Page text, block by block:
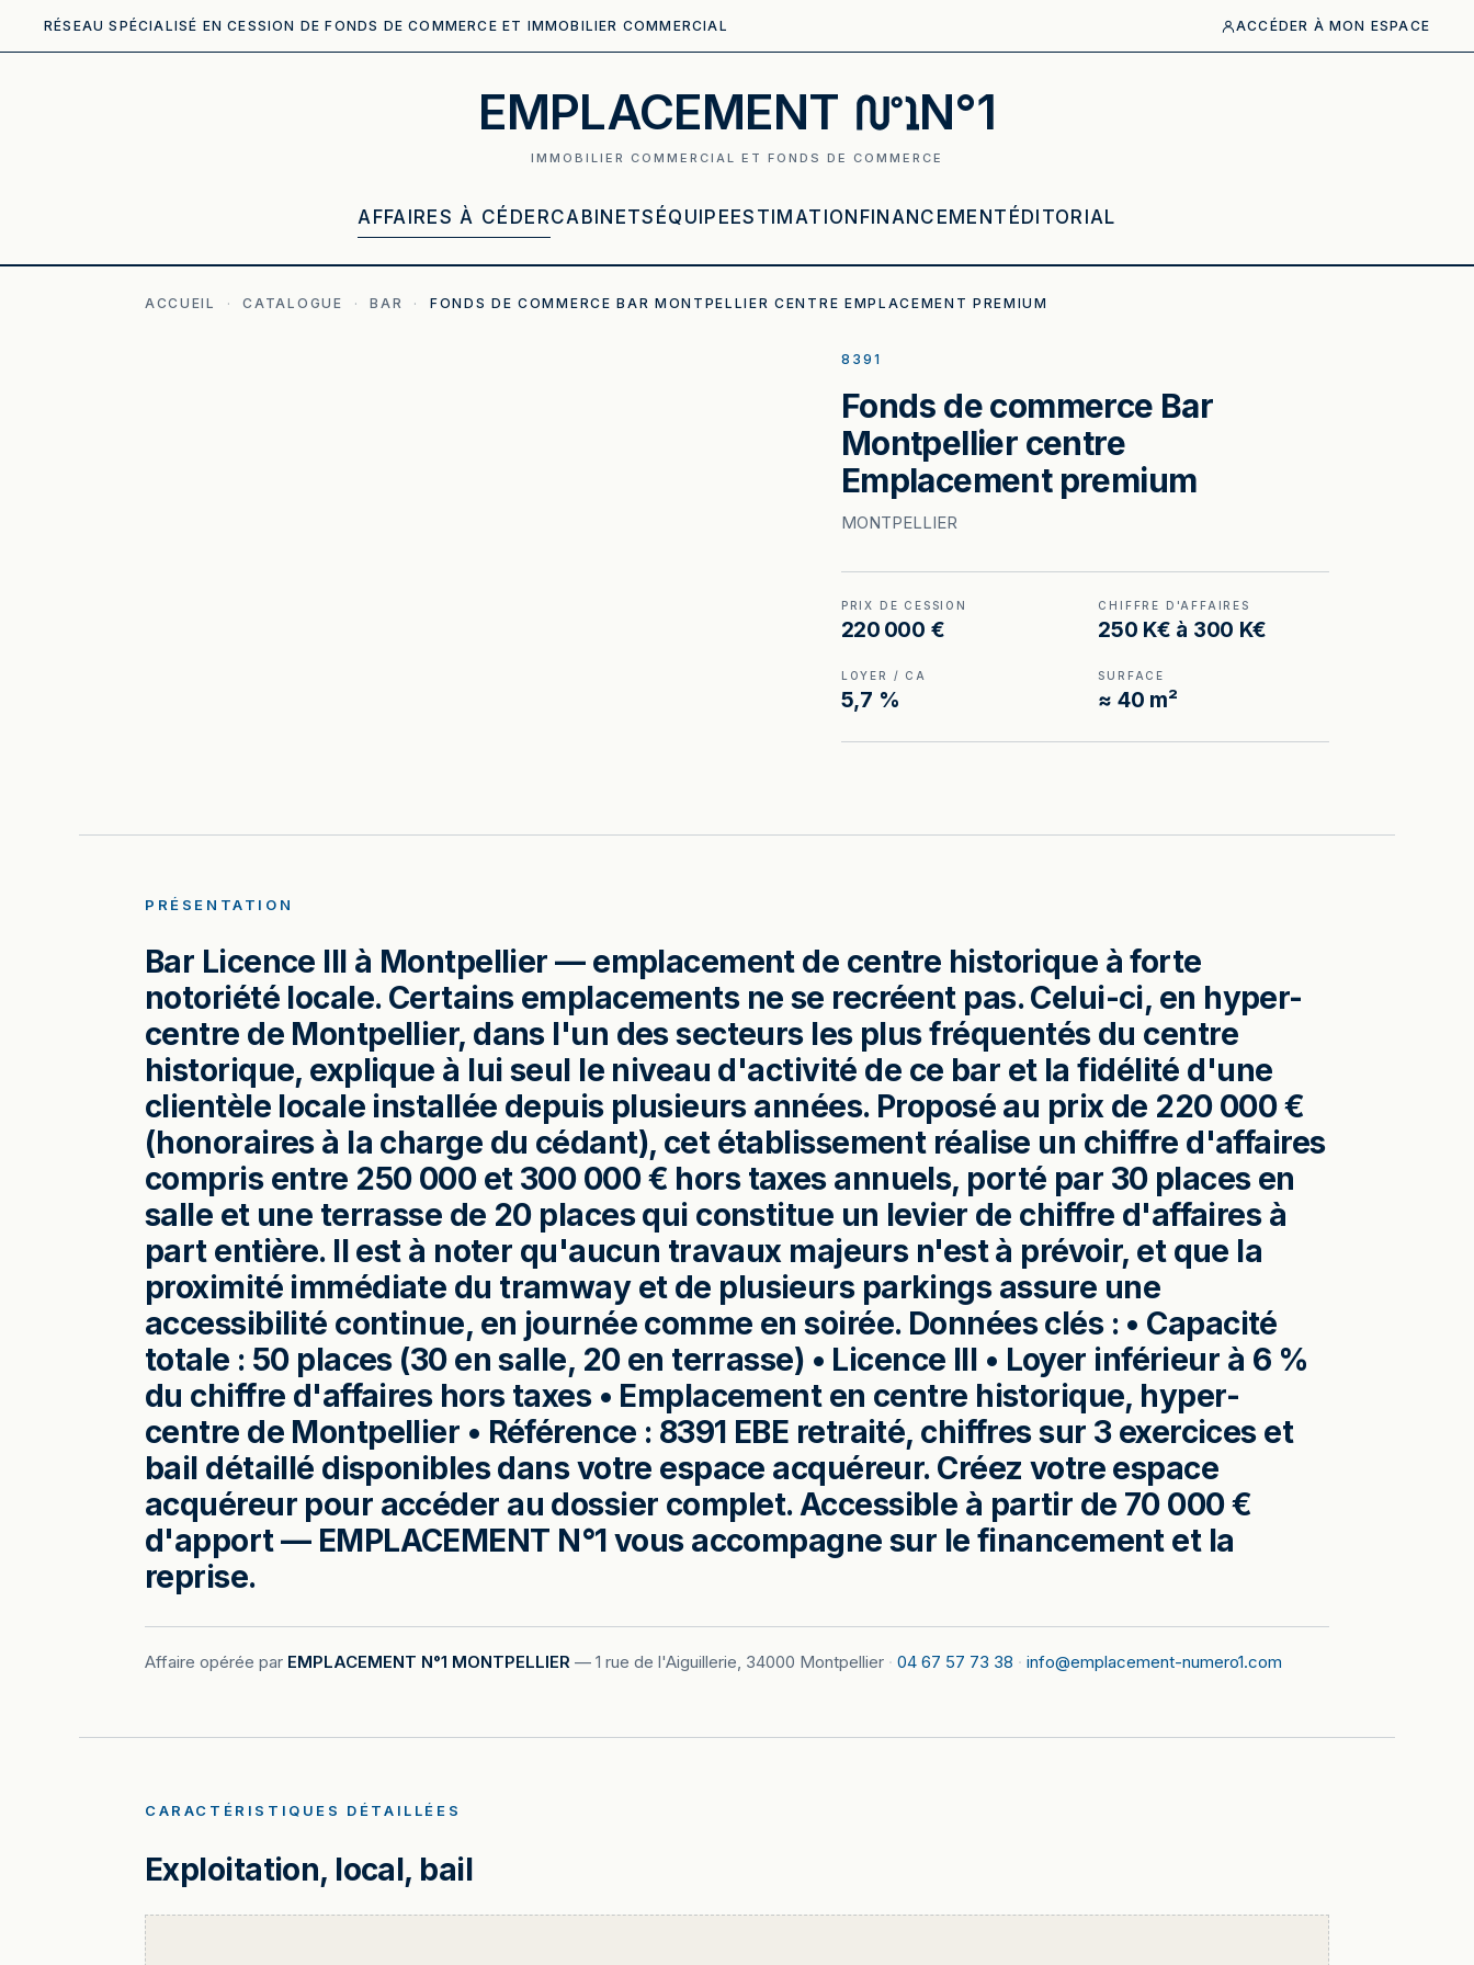
RÉSEAU SPÉCIALISÉ EN CESSION DE FONDS DE COMMERCE ET IMMOBILIER COMMERCIAL ACCÉDER À MON ESPACE
EMPLACEMENT N°1
IMMOBILIER COMMERCIAL ET FONDS DE COMMERCE
AFFAIRES À CÉDERCABINETS ÉQUIPE ESTIMATION FINANCEMENT ÉDITORIAL
ACCUEIL · CATALOGUE · BAR · FONDS DE COMMERCE BAR MONTPELLIER CENTRE EMPLACEMENT PREMIUM
8391
Fonds de commerce Bar
Montpellier centre
Emplacement premium
MONTPELLIER
PRIX DE CESSION
220 000 €
CHIFFRE D'AFFAIRES
250 K€ à 300 K€
LOYER / CA
5,7 %
SURFACE
≈ 40 m²
PRÉSENTATION
Bar Licence III à Montpellier — emplacement de centre historique à forte
notoriété locale. Certains emplacements ne se recréent pas. Celui-ci, en hyper-
centre de Montpellier, dans l'un des secteurs les plus fréquentés du centre
historique, explique à lui seul le niveau d'activité de ce bar et la fidélité d'une
clientèle locale installée depuis plusieurs années. Proposé au prix de 220 000 €
(honoraires à la charge du cédant), cet établissement réalise un chiffre d'affaires
compris entre 250 000 et 300 000 € hors taxes annuels, porté par 30 places en
salle et une terrasse de 20 places qui constitue un levier de chiffre d'affaires à
part entière. Il est à noter qu'aucun travaux majeurs n'est à prévoir, et que la
proximité immédiate du tramway et de plusieurs parkings assure une
accessibilité continue, en journée comme en soirée. Données clés : • Capacité
totale : 50 places (30 en salle, 20 en terrasse) • Licence III • Loyer inférieur à 6 %
du chiffre d'affaires hors taxes • Emplacement en centre historique, hyper-
centre de Montpellier • Référence : 8391 EBE retraité, chiffres sur 3 exercices et
bail détaillé disponibles dans votre espace acquéreur. Créez votre espace
acquéreur pour accéder au dossier complet. Accessible à partir de 70 000 €
d'apport — EMPLACEMENT N°1 vous accompagne sur le financement et la
reprise.
Affaire opérée par EMPLACEMENT N°1 MONTPELLIER — 1 rue de l'Aiguillerie, 34000 Montpellier · 04 67 57 73 38 · info@emplacement-numero1.com
CARACTÉRISTIQUES DÉTAILLÉES
Exploitation, local, bail